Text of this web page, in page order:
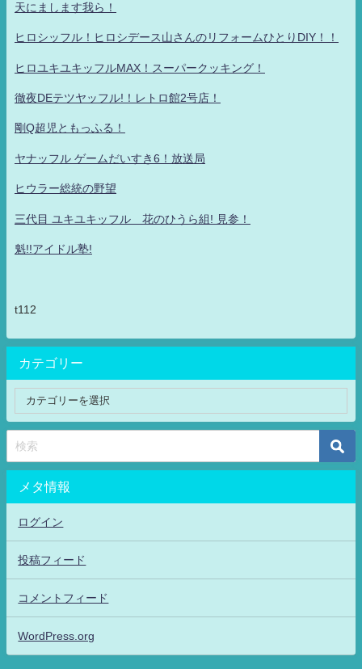
天にまします我ら！
ヒロシッフル！ヒロシデース山さんのリフォームひとりDIY！！
ヒロユキユキッフルMAX！スーパークッキング！
徹夜DEテツヤッフル!！レトロ館2号店！
剛Q超児ともっふる！
ヤナッフル ゲームだいすき6！放送局
ヒウラー総統の野望
三代目 ユキユキッフル 花のひうら組! 見参！
魁!!アイドル塾!
t112
カテゴリー
メタ情報
ログイン
投稿フィード
コメントフィード
WordPress.org